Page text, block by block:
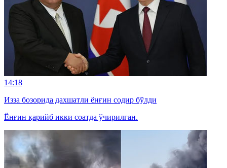
14:18
Изза бозорида дахшатли ёнғин содир бўлди
Ёнғин қарийб икки соатда ўчирилган.